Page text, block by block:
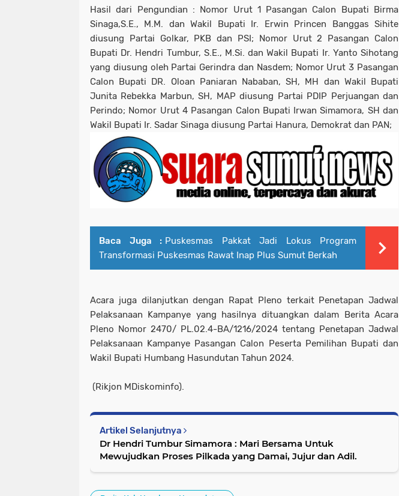
Hasil dari Pengundian : Nomor Urut 1 Pasangan Calon Bupati Birma
Sinaga,S.E., M.M. dan Wakil Bupati Ir. Erwin Princen Banggas Sihite
diusung Partai Golkar, PKB dan PSI; Nomor Urut 2 Pasangan Calon
Bupati Dr. Hendri Tumbur, S.E., M.Si. dan Wakil Bupati Ir. Yanto Sihotang
yang diusung oleh Partai Gerindra dan Nasdem; Nomor Urut 3 Pasangan
Calon Bupati DR. Oloan Paniaran Nababan, SH, MH dan Wakil Bupati
Junita Rebekka Marbun, SH, MAP diusung Partai PDIP Perjuangan dan
Perindo; Nomor Urut 4 Pasangan Calon Bupati Irwan Simamora, SH dan
Wakil Bupati Ir. Sadar Sinaga diusung Partai Hanura, Demokrat dan PAN;
Baca Juga : Puskesmas Pakkat Jadi Lokus Program
Transformasi Puskesmas Rawat Inap Plus Sumut Berkah
Acara juga dilanjutkan dengan Rapat Pleno terkait Penetapan Jadwal
Pelaksanaan Kampanye yang hasilnya dituangkan dalam Berita Acara
Pleno Nomor 2470/ PL.02.4-BA/1216/2024 tentang Penetapan Jadwal
Pelaksanaan Kampanye Pasangan Calon Peserta Pemilihan Bupati dan
Wakil Bupati Humbang Hasundutan Tahun 2024.
(Rikjon MDiskominfo).
Artikel Selanjutnya
Dr Hendri Tumbur Simamora : Mari Bersama Untuk
Mewujudkan Proses Pilkada yang Damai, Jujur dan Adil.